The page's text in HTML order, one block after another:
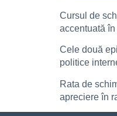
Cursul de
accentuată
Cele două
politice
Rata de
apreciere în